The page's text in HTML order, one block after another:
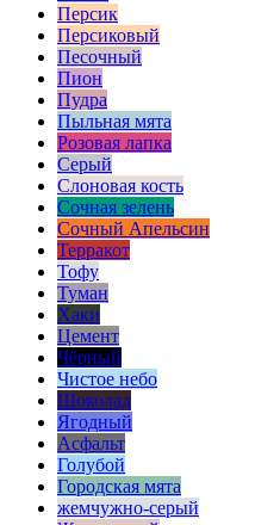
Персик
Персиковый
Песочный
Пион
Пудра
Пыльная мята
Розовая лапка
Серый
Слоновая кость
Сочная зелень
Сочный Апельсин
Терракот
Тофу
Туман
Хаки
Цемент
Чёрный
Чистое небо
Шоколад
Ягодный
Асфальт
Голубой
Городская мята
жемчужно-серый